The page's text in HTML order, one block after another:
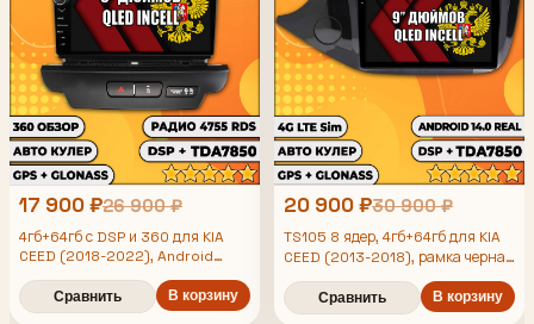
17 900 ₽26 900 ₽
4гб+64гб с DSP и 360 для KIA
CEED (2018-2022), Android
магнитола с DSP и усилителем
TDA7850Сравнить В корзину
20 900 ₽30 900 ₽
TS105 8 ядер, 4гб+64гб для KIA
CEED (2013-2018), рамка черная
глянцевая, Android магнитола
Сравнить В корзину